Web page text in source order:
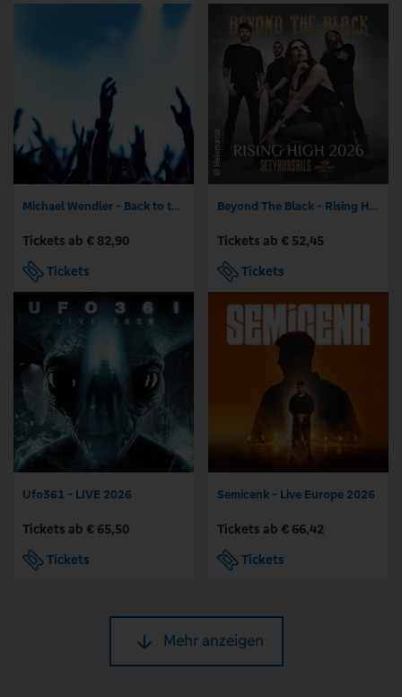
Michael Wendler - Back to the Wendler
Tickets ab € 82,90
Tickets
Beyond The Black - Rising High 2026
Tickets ab € 52,45
Tickets
Ufo361 - LIVE 2026
Tickets ab € 65,50
Tickets
Semicenk - Live Europe 2026
Tickets ab € 66,42
Tickets
Mehr anzeigen